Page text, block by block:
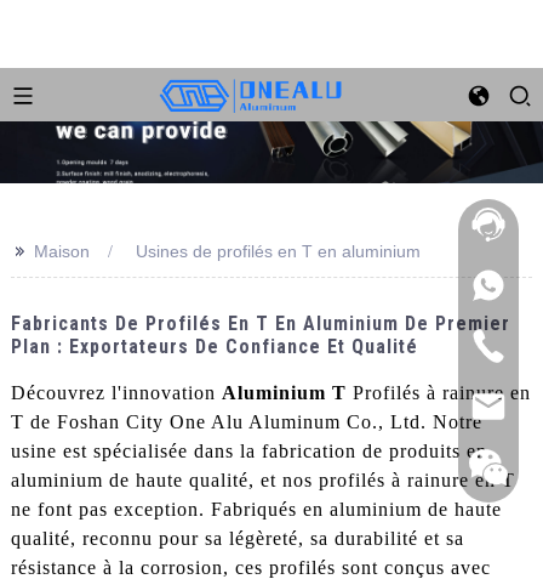
>> Maison Usines de profilés en T en aluminium
Fabricants De Profilés En T En Aluminium De Premier
Plan : Exportateurs De Confiance Et Qualité
Découvrez l'innovation Aluminium T Profilés à rainure en
T de Foshan City One Alu Aluminum Co., Ltd. Notre
usine est spécialisée dans la fabrication de produits en
aluminium de haute qualité, et nos profilés à rainure en T
ne font pas exception. Fabriqués en aluminium de haute
qualité, reconnu pour sa légèreté, sa durabilité et sa
résistance à la corrosion, ces profilés sont conçus avec